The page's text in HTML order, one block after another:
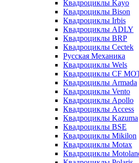
Квадроциклы Kayo
Квадроциклы Bison
Квадроциклы Irbis
Квадроциклы ADLY
Квадроциклы BRP
Квадроциклы Cectek
Русская Механика
Квадроциклы Wels
Квадроциклы CF
Квадроциклы Armada
Квадроциклы Vento
Квадроциклы Apollo
Квадроциклы Access
Квадроциклы Kazuma
Квадроциклы BSE
Квадроциклы Mikilon
Квадроциклы Motax
Квадроциклы